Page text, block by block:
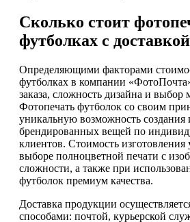
Сколько стоит
футболках с доставкой
Определяющими факторами
футболках в компании
заказа, сложность дизайна и выбор
Фотопечать футболок со своим
уникальную возможность
брендированных вещей по
клиентов. Стоимость изготовления
выборе полноцветной печати с
сложности, а также при
футболок премиум качества.
Доставка продукции
способами: почтой, курьерской